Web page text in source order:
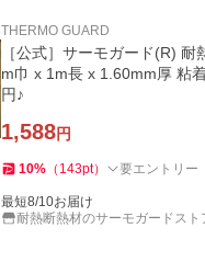
THERMO GUARD
［公式］サーモガード(R) 耐
m巾 x 1m長 x 1.60mm厚 粘
円♪
1,588円
10% （ 143pt） 要エントリー
最短8/10お届け
耐熱断熱材のサーモガードスト